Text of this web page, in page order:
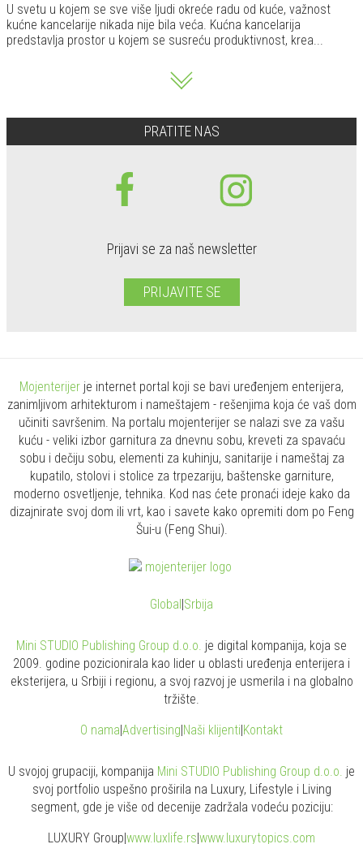
U svetu u kojem se sve više ljudi okreće radu od kuće, važnost
kućne kancelarije nikada nije bila veća. Kućna kancelarija
predstavlja prostor u kojem se susreću produktivnost, krea...
PRATITE NAS
Prijavi se za naš newsletter
PRIJAVITE SE
Mojenterijer je internet portal koji se bavi uređenjem enterijera,
zanimljivom arhitekturom i nameštajem - rešenjima koja će vaš dom
učiniti savršenim. Na portalu mojenterijer se nalazi sve za vašu
kuću - veliki izbor garnitura za dnevnu sobu, kreveti za spavaću
sobu i dečiju sobu, elementi za kuhinju, sanitarije i nameštaj za
kupatilo, stolovi i stolice za trpezariju, baštenske garniture,
moderno osvetljenje, tehnika. Kod nas ćete pronaći ideje kako da
dizajnirate svoj dom ili vrt, kao i savete kako opremiti dom po Feng
Šui-u (Feng Shui).
Global|Srbija
Mini STUDIO Publishing Group d.o.o. je digital kompanija, koja se
2009. godine pozicionirala kao lider u oblasti uređenja enterijera i
eksterijera, u Srbiji i regionu, a svoj razvoj je usmerila i na globalno
tržište.
O nama|Advertising|Naši klijenti|Kontakt
U svojoj grupaciji, kompanija Mini STUDIO Publishing Group d.o.o. je
svoj portfolio uspešno proširila na Luxury, Lifestyle i Living
segment, gde je više od decenije zadržala vodeću poziciju:
LUXURY Group|www.luxlife.rs|www.luxurytopics.com